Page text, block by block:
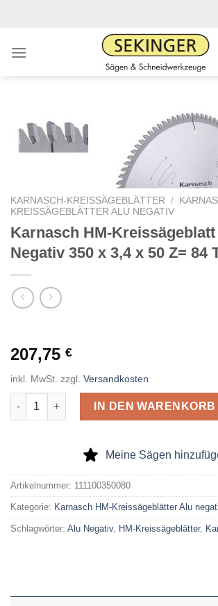
KARNASCH-KREISSÄGEBLÄTTER /
KREISSÄGEBLÄTTER ALU NEGATIV
Karnasch HM-
Negativ 350 x 3,4 x 50 Z= 84
207,75 €
inkl. MwSt. zzgl. Versandkosten
Karnasch HM-Kreissägeblatt Alu Negativ
IN DEN WARENKORB
Meine Sägen
Artikelnummer: 111100350080
Kategorie: Karnasch HM-Kreissägeblätter Alu
Schlagwörter: Alu Negativ, HM-Kreissägeblätter,